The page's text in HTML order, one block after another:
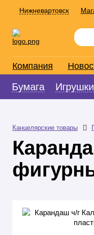
Нижневартовск
Компания
Бумага Игрушки
Канцелярские товары